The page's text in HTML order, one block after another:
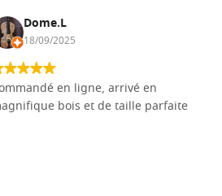
Dome.L
18/09/2025
en ligne, arrivé en
bois et de taille parfaite